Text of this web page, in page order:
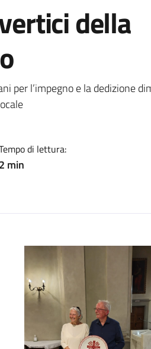
della
per l’impegno e la dedizione
di lettura:
2 min